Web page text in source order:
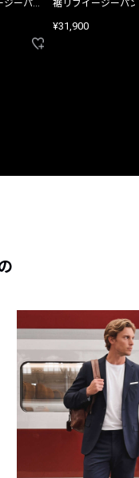
ーパン
裾リブイージーパ
¥31,900